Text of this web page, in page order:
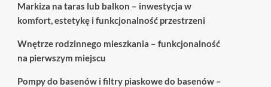
Markiza na taras lub balkon – inwestycja w
komfort, estetykę i funkcjonalność przestrzeni
Wnętrze rodzinnego mieszkania – funkcjonalność
na pierwszym miejscu
Pompy do basenów i filtry piaskowe do basenów –